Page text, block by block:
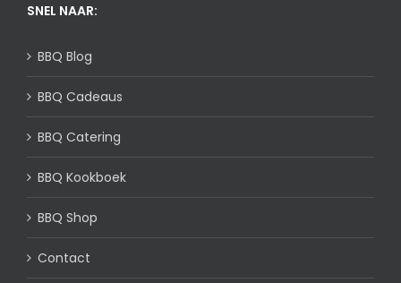
SNEL NAAR:
BBQ Blog
BBQ Cadeaus
BBQ Catering
BBQ Kookboek
BBQ Shop
Contact